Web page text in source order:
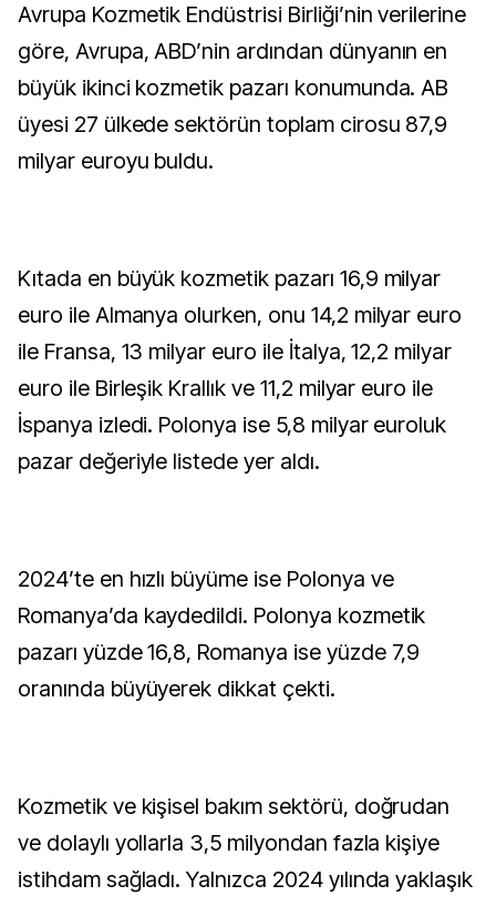
Avrupa Kozmetik Endüstrisi Birliği’nin verilerine
göre, Avrupa, ABD’nin ardından dünyanın en
büyük ikinci kozmetik pazarı konumunda. AB
üyesi 27 ülkede sektörün toplam cirosu 87,9
milyar euroyu buldu.
Kıtada en büyük kozmetik pazarı 16,9 milyar
euro ile Almanya olurken, onu 14,2 milyar euro
ile Fransa, 13 milyar euro ile İtalya, 12,2 milyar
euro ile Birleşik Krallık ve 11,2 milyar euro ile
İspanya izledi. Polonya ise 5,8 milyar euroluk
pazar değeriyle listede yer aldı.
2024’te en hızlı büyüme ise Polonya ve
Romanya’da kaydedildi. Polonya kozmetik
pazarı yüzde 16,8, Romanya ise yüzde 7,9
oranında büyüyerek dikkat çekti.
Kozmetik ve kişisel bakım sektörü, doğrudan
ve dolaylı yollarla 3,5 milyondan fazla kişiye
istihdam sağladı. Yalnızca 2024 yılında yaklaşık